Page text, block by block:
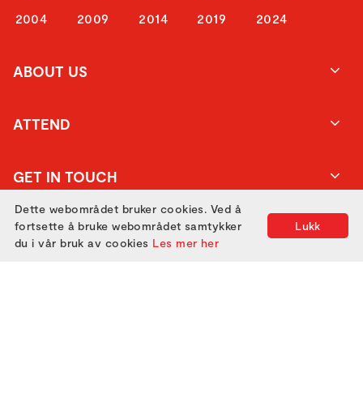
2004
2009
2014
2019
2024
ABOUT US
ATTEND
GET IN TOUCH
Lukk
Dette webområdet bruker cookies. Ved å
fortsette å bruke webområdet samtykker
du i vår bruk av cookies Les mer her